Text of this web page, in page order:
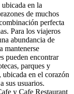
en la
de muchos
perfecta
Para los viajeros
abundancia de
mantenerse
pueden encontrar
parques y
en el corazón
sus usuarios.
y Cafe Restaurant